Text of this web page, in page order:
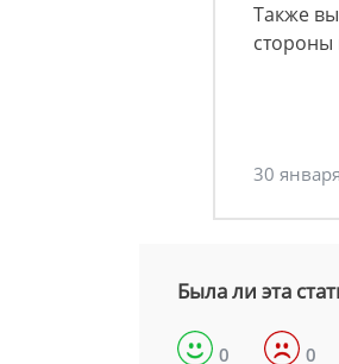
Также
стороны
30
Была ли эта
0 0